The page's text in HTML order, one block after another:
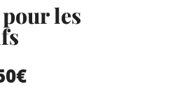
les
€